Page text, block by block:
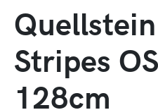
Stripes
128cm